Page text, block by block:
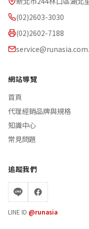
(02)2603-3030
(02)2602-7188
網站導覽
首頁
代理經銷品牌與規格
知識中心
常見問題
追蹤我們
LINE ID @runasia